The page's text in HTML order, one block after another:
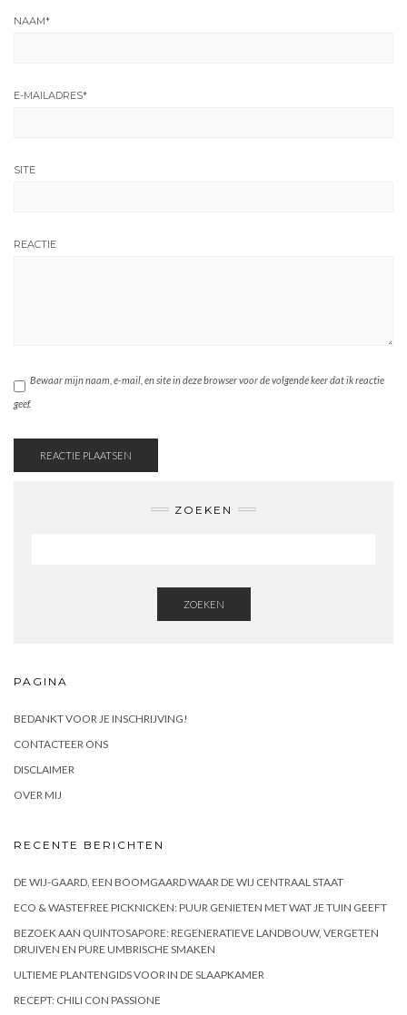
NAAM*
E-MAILADRES*
SITE
REACTIE
Bewaar mijn naam, e-mail, en site in deze browser voor de volgende keer dat ik reactie
geef.
ZOEKEN
ZOEKEN
PAGINA
BEDANKT VOOR JE INSCHRIJVING!
CONTACTEER ONS
DISCLAIMER
OVER MIJ
RECENTE BERICHTEN
DE WIJ-GAARD, EEN BOOMGAARD WAAR DE WIJ CENTRAAL STAAT
ECO & WASTEFREE PICKNICKEN: PUUR GENIETEN MET WAT JE TUIN GEEFT
BEZOEK AAN QUINTOSAPORE: REGENERATIEVE LANDBOUW, VERGETEN
DRUIVEN EN PURE UMBRISCHE SMAKEN
ULTIEME PLANTENGIDS VOOR IN DE SLAAPKAMER
RECEPT: CHILI CON PASSIONE